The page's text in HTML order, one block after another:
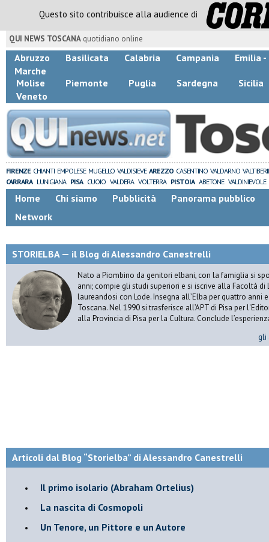
Questo sito contribuisce alla audience di
QUI NEWS TOSCANA quotidiano online
Abruzzo Basilicata Calabria Campania
Emilia -
Marche
Molise
Piemonte Puglia Sardegna
Sicilia
Veneto
FIRENZE CHIANTI EMPOLESE MUGELLO VALDISIEVE AREZZO CASENTINO VALDARNO
CARRARA LUNIGIANA PISA CUOIO VALDERA VOLTERRA PISTOIA ABETONE VALDINIEVOLE
Home Chi siamo Pubblicità
Panorama pubblico
Network
STORIELBA — il Blog di Alessandro Canestrelli
Nato a Piombino da genitori elbani, con la famiglia si
anni; compie gli studi superiori e si iscrive alla Facoltà di
laureandosi con Lode. Insegna all’Elba per quattro anni
Toscana. Nel 1990 si trasferisce all’APT di Pisa per
alla Provincia di Pisa per la Cultura. Conclude
gli
Articoli dal Blog “Storielba” di Alessandro Canestrelli
Il primo isolario (Abraham Ortelius)
La nascita di Cosmopoli
​Un Tenore, un Pittore e un Autore